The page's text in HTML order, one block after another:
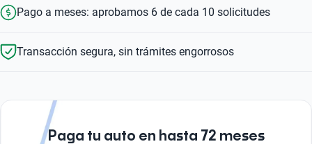
Pago a meses: aprobamos 6 de cada 10 solicitudes
Transacción segura, sin trámites engorrosos
Paga tu auto en hasta 72 meses